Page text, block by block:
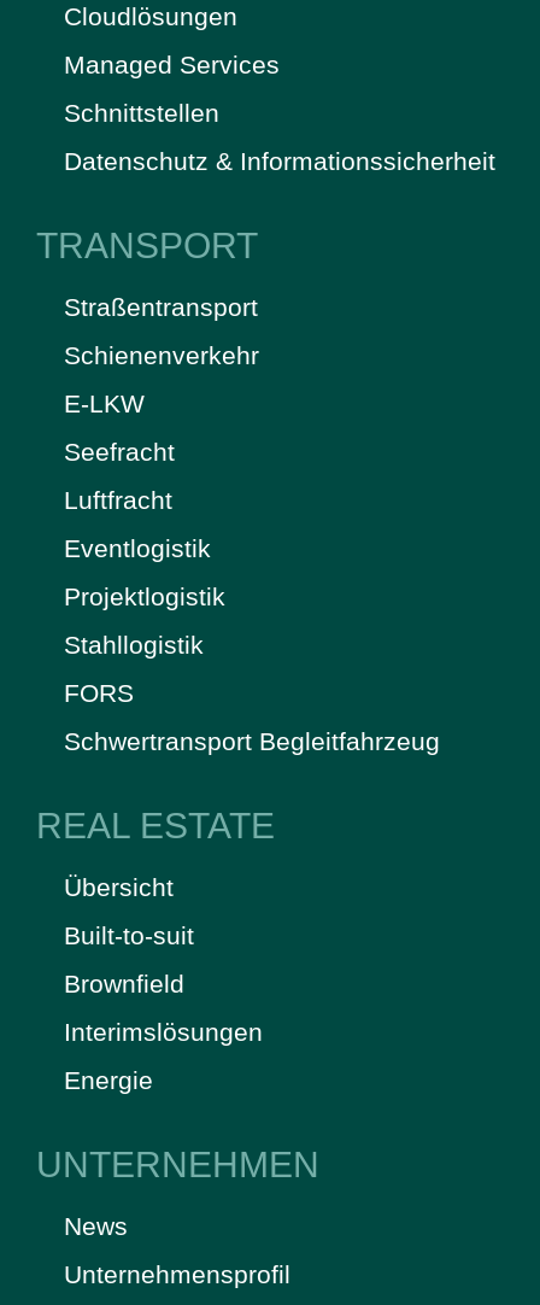
Cloudlösungen
Managed Services
Schnittstellen
Datenschutz & Informationssicherheit
TRANSPORT
Straßentransport
Schienenverkehr
E-LKW
Seefracht
Luftfracht
Eventlogistik
Projektlogistik
Stahllogistik
FORS
Schwertransport Begleitfahrzeug
REAL ESTATE
Übersicht
Built-to-suit
Brownfield
Interimslösungen
Energie
UNTERNEHMEN
News
Unternehmensprofil